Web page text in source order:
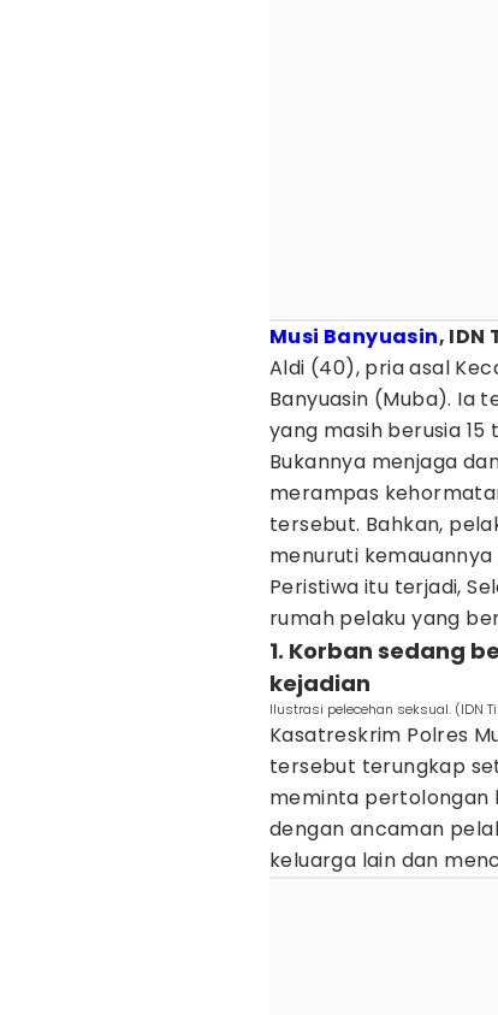
Musi Banyuasin, IDN
Aldi (40), pria asal
Banyuasin (Muba). Ia
yang masih berusia 15
Bukannya menjaga
merampas
tersebut. Bahkan,
menuruti
Peristiwa itu terjadi,
rumah pelaku yang
1. Korban sedang
kejadian
Ilustrasi pelecehan seksual. (IDN
Kasatreskrim Polres
tersebut terungkap
meminta pertolongan
dengan ancaman
keluarga lain dan